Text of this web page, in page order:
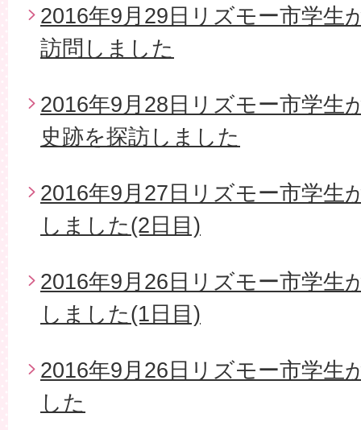
2016年9月29日リズモー市学生
訪問しました
2016年9月28日リズモー市学生
史跡を探訪しました
2016年9月27日リズモー市学生
しました(2日目)
2016年9月26日リズモー市学生
しました(1日目)
2016年9月26日リズモー市学生
した